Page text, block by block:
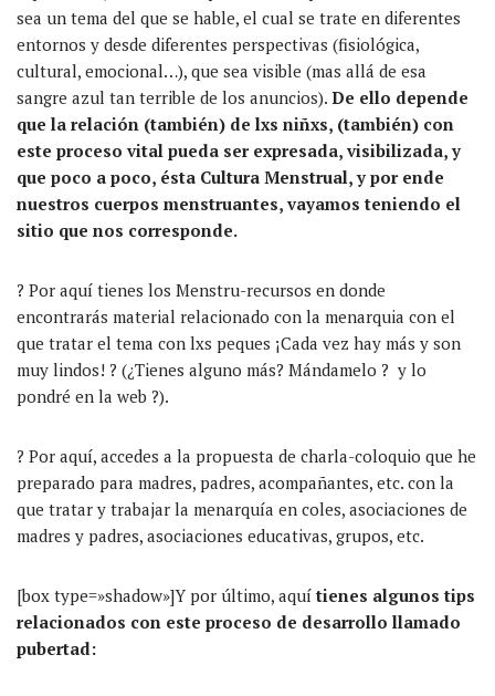
sea un tema del que se hable, el cual se trate en diferentes
entornos y desde diferentes perspectivas (fisiológica,
cultural, emocional…), que sea visible (mas allá de esa
sangre azul tan terrible de los anuncios). De ello depende
que la relación (también) de lxs niñxs, (también) con
este proceso vital pueda ser expresada, visibilizada, y
que poco a poco, ésta Cultura Menstrual, y por ende
nuestros cuerpos menstruantes, vayamos teniendo el
sitio que nos corresponde.
? Por aquí tienes los Menstru-recursos en donde
encontrarás material relacionado con la menarquia con el
que tratar el tema con lxs peques ¡Cada vez hay más y son
muy lindos! ? (¿Tienes alguno más? Mándamelo ? y lo
pondré en la web ?).
? Por aquí, accedes a la propuesta de charla-coloquio que he
preparado para madres, padres, acompañantes, etc. con la
que tratar y trabajar la menarquía en coles, asociaciones de
madres y padres, asociaciones educativas, grupos, etc.
[box type=»shadow»]Y por último, aquítienes algunos tips
relacionados con este proceso de desarrollo llamado
pubertad: